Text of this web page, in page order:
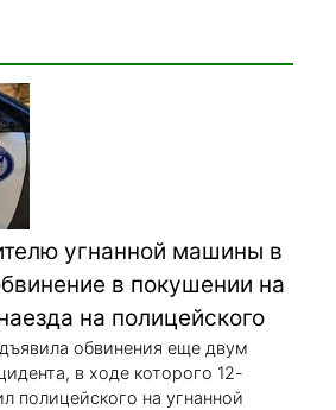
угнанной машины в
в покушении на
на полицейского
обвинения еще двум
в ходе которого 12-
полицейского на угнанной